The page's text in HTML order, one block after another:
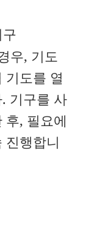
우, 기도
기도를 열
기구를 사
후, 필요에
진행합니